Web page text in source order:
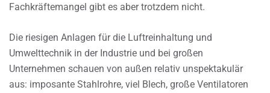
Fachkräftemangel gibt es aber trotzdem nicht.
Die riesigen Anlagen für die Luftreinhaltung und
Umwelttechnik in der Industrie und bei großen
Unternehmen schauen von außen relativ unspektakulär
aus: imposante Stahlrohre, viel Blech, große Ventilatoren